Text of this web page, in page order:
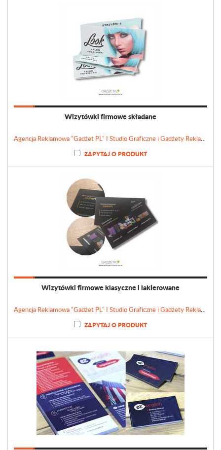
Wizytówki firmowe składane
Agencja Reklamowa "Gadżet PL" I Studio Graficzne i Gadżety Reklamowe
ZAPYTAJ O PRODUKT
Wizytówki firmowe klasyczne i lakierowane
Agencja Reklamowa "Gadżet PL" I Studio Graficzne i Gadżety Reklamowe
ZAPYTAJ O PRODUKT